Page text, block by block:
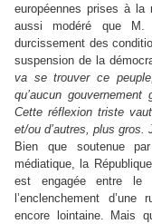
européennes prises à la
aussi modéré que M.
durcissement des
suspension de la
va se trouver ce peuple,
qu’aucun
Cette réflexion triste
et/ou d’autres, plus gros.
Bien que soutenue
médiatique, la
est engagée entre le
l’enclenchement
encore lointaine. Mais